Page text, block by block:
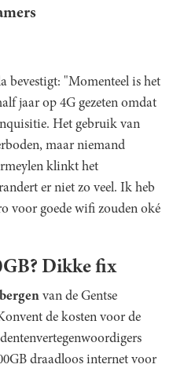
bevestigt: "Momenteel is het
jaar op 4G gezeten omdat
Het gebruik van
maar niemand
klinkt het
er niet zo veel. Ik heb
voor goede wifi zouden oké
Dikke fix
van de Gentse
de kosten voor de
draadloos internet voor